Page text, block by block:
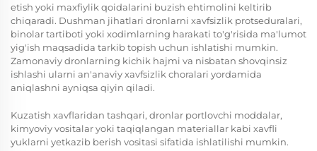
etish yoki maxfiylik qoidalarini buzish ehtimolini keltirib
chiqaradi. Dushman jihatlari dronlarni xavfsizlik protseduralari,
binolar tartiboti yoki xodimlarning harakati to'g'risida ma'lumot
yig'ish maqsadida tarkib topish uchun ishlatishi mumkin.
Zamonaviy dronlarning kichik hajmi va nisbatan shovqinsiz
ishlashi ularni an'anaviy xavfsizlik choralari yordamida
aniqlashni ayniqsa qiyin qiladi.
Kuzatish xavflaridan tashqari, dronlar portlovchi moddalar,
kimyoviy vositalar yoki taqiqlangan materiallar kabi xavfli
yuklarni yetkazib berish vositasi sifatida ishlatilishi mumkin.